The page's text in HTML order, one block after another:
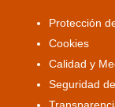
Protección
Cookies
Calidad y
Seguridad